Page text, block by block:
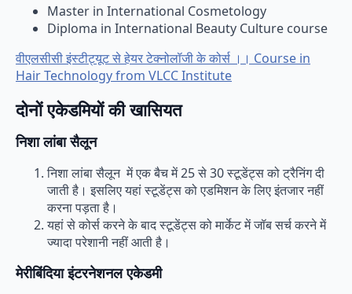
Master in International Cosmetology
Diploma in International Beauty Culture course
वीएलसीसी इंस्टीट्यूट से हेयर टेक्नोलॉजी के कोर्स ।। Course in
Hair Technology from VLCC Institute
दोनों एकेडमियों की खासियत
निशा लांबा सैलून
निशा लांबा सैलून में एक बैच में 25 से 30 स्टूडेंट्स को ट्रैनिंग दी
जाती है। इसलिए यहां स्टूडेंट्स को एडमिशन के लिए इंतजार नहीं
करना पड़ता है।
यहां से कोर्स करने के बाद स्टूडेंट्स को मार्केट में जॉब सर्च करने में
ज्यादा परेशानी नहीं आती है।
मेरीबिंदिया इंटरनेशनल एकेडमी